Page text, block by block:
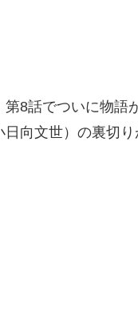
第8話でついに物
向文世）の裏切